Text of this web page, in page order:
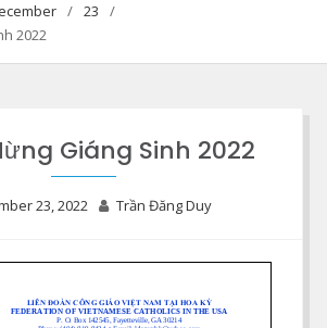
23
2022
Giáng Sinh 2022
23, 2022 Trần Đăng Duy